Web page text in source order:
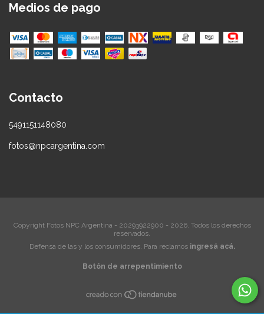
Medios de pago
Contacto
5491151148080
fotos@npcargentina.com
Copyright Fotos NPC Argentina - 20293922900 - 2026. Todos los derechos
reservados.
Defensa de las y los consumidores. Para reclamos ingresá acá.
Botón de arrepentimiento